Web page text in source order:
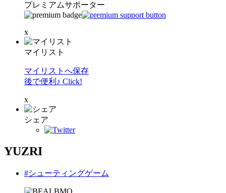
プレミアムサポーター
x
マイリスト
マイリストへ保存
後で便利♪ Click!
x
シェア
YUZRI
#シューティングゲーム